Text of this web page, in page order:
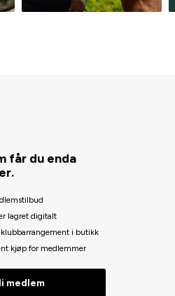
får du enda
lagret digitalt
i butikk
kjøp for medlemmer
medlem